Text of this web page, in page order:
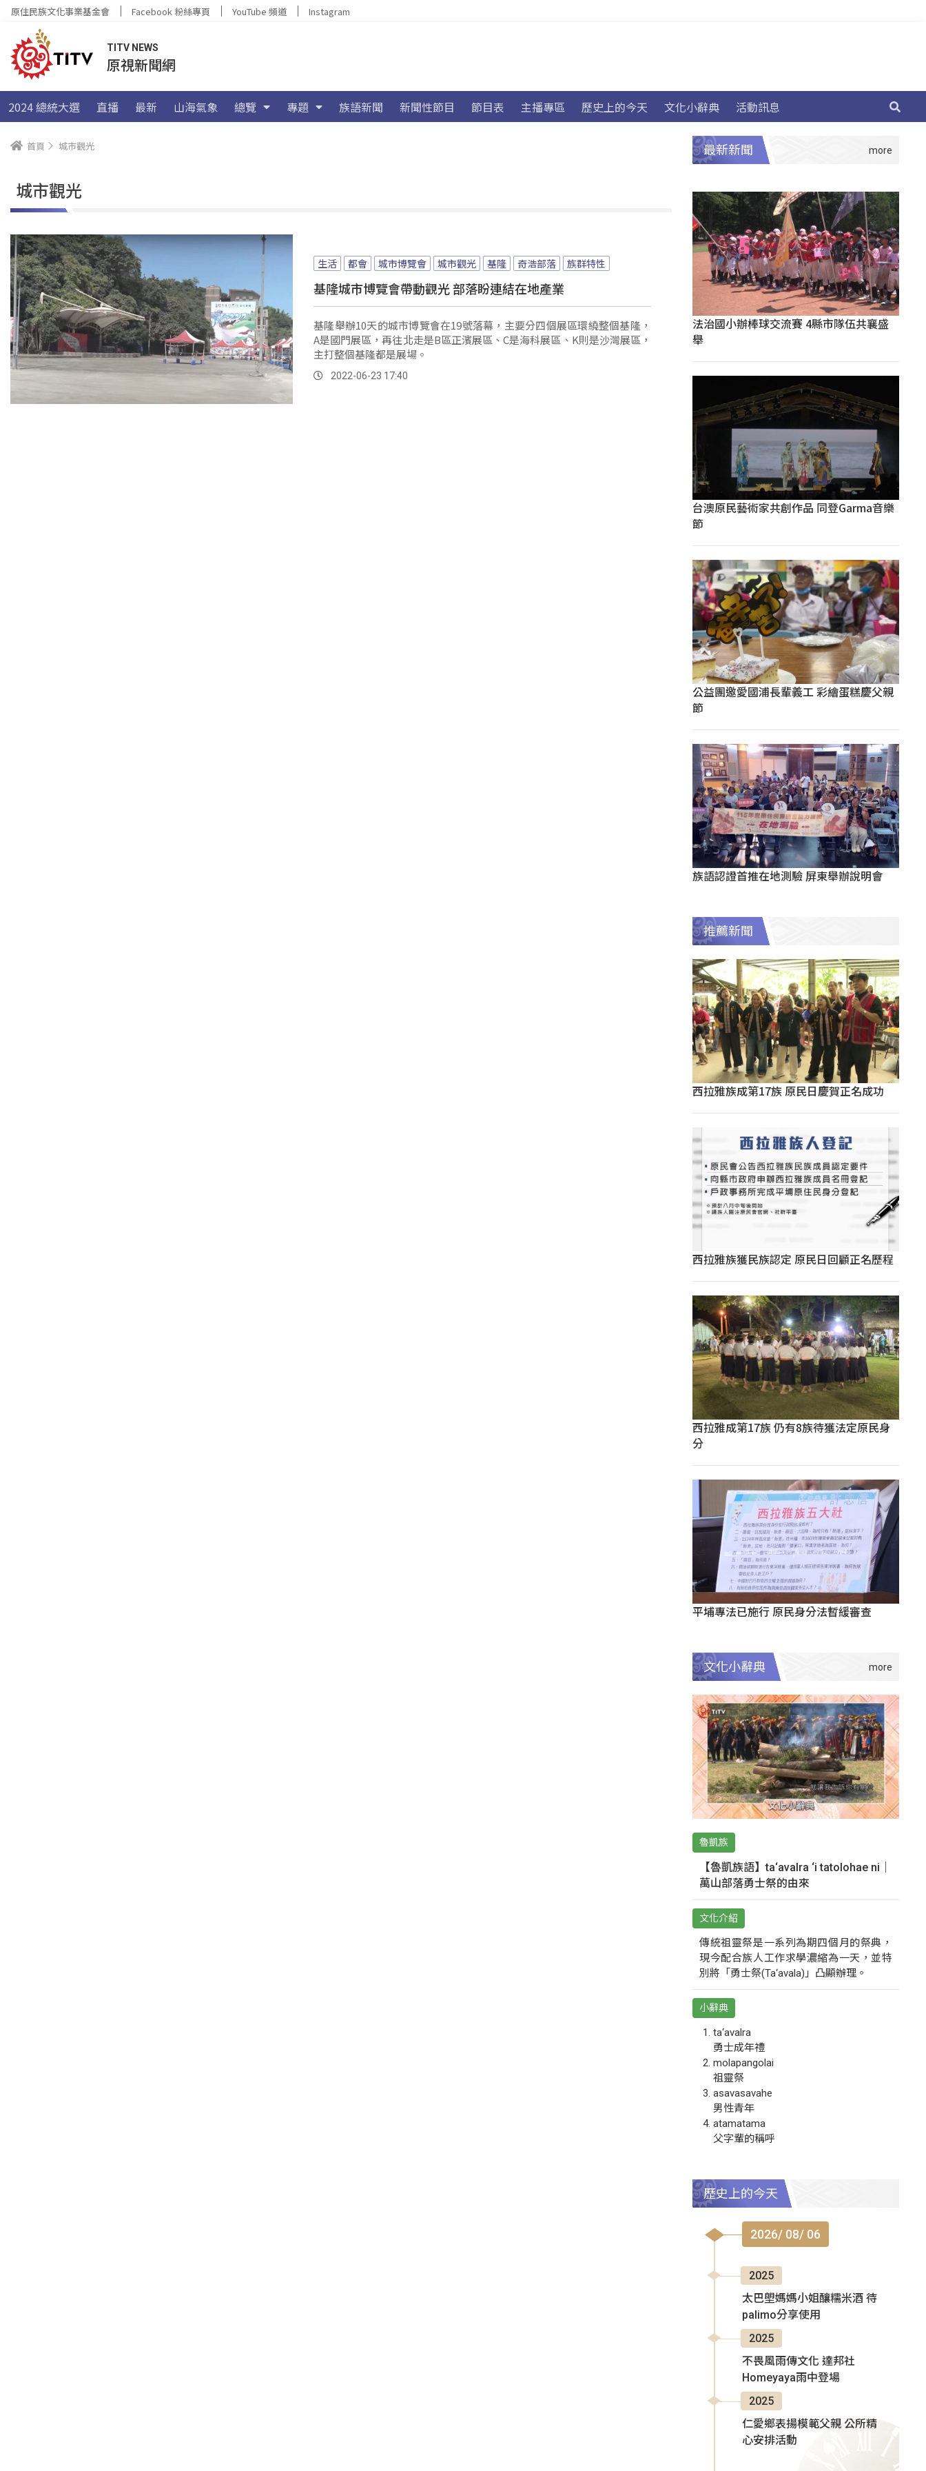
原住民族文化事業基金會 Facebook 粉絲專頁 YouTube 頻道 Instagram
TITV NEWS
原視新聞網
2024 總統大選 直播 最新 山海氣象 總覽 專題 族語新聞 新聞性節目 節目表 主播專區 歷史上的今天 文化小辭典 活動訊息
首頁 城市觀光
城市觀光
生活 都會 城市博覽會 城市觀光 基隆 奇浩部落 族群特性
基隆城市博覽會帶動觀光 部落盼連結在地產業
基隆舉辦10天的城市博覽會在19號落幕，主要分四個展區環繞整個基隆，
A是國門展區，再往北走是B區正濱展區、C是海科展區、K則是沙灣展區，
主打整個基隆都是展場。
2022-06-23 17:40
最新新聞
法治國小辦棒球交流賽 4縣市隊伍共襄盛
舉
台澳原民藝術家共創作品 同登Garma音樂
節
公益團邀愛國浦長輩義工 彩繪蛋糕慶父親
節
族語認證首推在地測驗 屏東舉辦說明會
推薦新聞
西拉雅族成第17族 原民日慶賀正名成功
西拉雅族獲民族認定 原民日回顧正名歷程
西拉雅成第17族 仍有8族待獲法定原民身
分
平埔專法已施行 原民身分法暫緩審查
文化小辭典
魯凱族
【魯凱族語】ta‘avalra ‘i tatolohae ni｜
萬山部落勇士祭的由來
文化介紹
傳統祖靈祭是一系列為期四個月的祭典，
現今配合族人工作求學濃縮為一天，並特
別將「勇士祭(Ta‘avala)」凸顯辦理。
小辭典
ta‘avalra
勇士成年禮
molapangolai
祖靈祭
asavasavahe
男性青年
atamatama
父字輩的稱呼
歷史上的今天
2026/ 08/ 06
2025
太巴塱媽媽小姐釀糯米酒 待
palimo分享使用
2025
不畏風雨傳文化 達邦社
Homeyaya雨中登場
2025
仁愛鄉表揚模範父親 公所精
心安排活動